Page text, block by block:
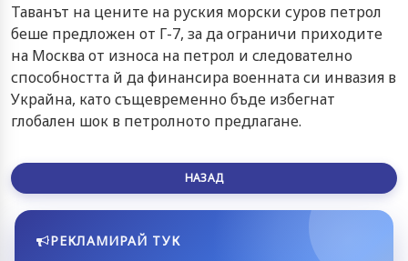
Таванът на цените на руския морски суров петрол
беше предложен от Г-7, за да ограничи приходите
на Москва от износа на петрол и следователно
способността й да финансира военната си инвазия в
Украйна, като същевременно бъде избегнат
глобален шок в петролното предлагане.
НАЗАД
РЕКЛАМИРАЙ ТУК